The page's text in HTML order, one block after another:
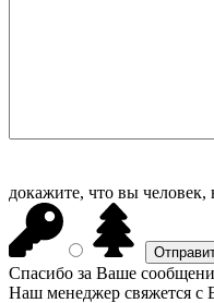
докажите, что вы человек,
Спасибо за Ваше
Наш менеджер свяжется с